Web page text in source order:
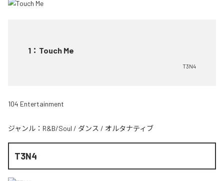
1 ： Touch Me
T3N4
104 Entertainment
ジャンル： R&B/Soul / ダンス / オルタナティブ
T3N4